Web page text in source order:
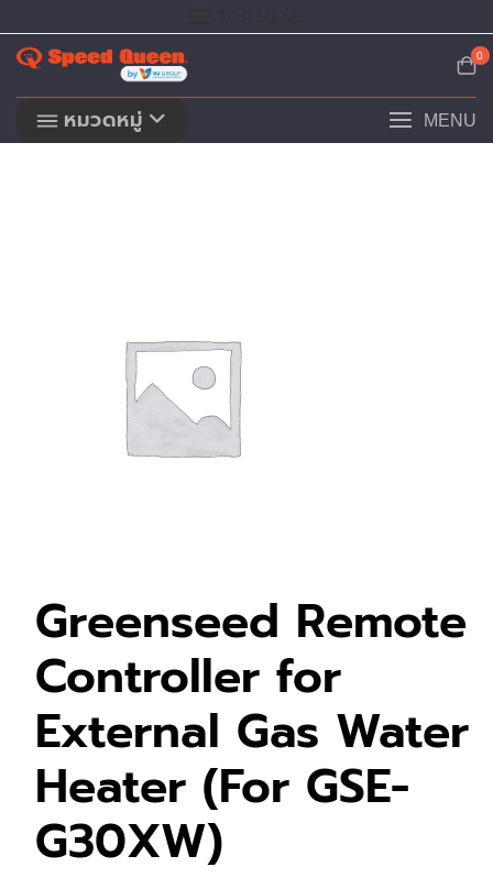
content
0
หมวดหมู่ MENU
Greenseed Remote
Controller for
External Gas Water
Heater (For GSE-
G30XW)